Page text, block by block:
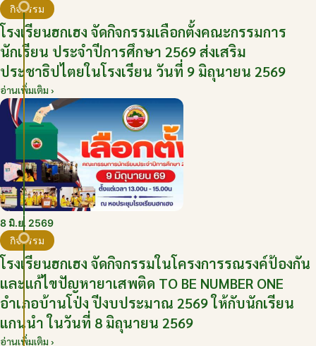
กิจกรรม
โรงเรียนฮกเฮง จัดกิจกรรมเลือกตั้งคณะกรรมการ
นักเรียน ประจำปีการศึกษา 2569 ส่งเสริม
ประชาธิปไตยในโรงเรียน วันที่ 9 มิถุนายน 2569
อ่านเพิ่มเติม ›
8 มิ.ย. 2569
กิจกรรม
โรงเรียนฮกเฮง จัดกิจกรรมในโครงการรณรงค์ป้องกัน
และแก้ไขปัญหายาเสพติด TO BE NUMBER ONE
อำเภอบ้านโป่ง ปีงบประมาณ 2569 ให้กับนักเรียน
แกนนำ ในวันที่ 8 มิถุนายน 2569
อ่านเพิ่มเติม ›